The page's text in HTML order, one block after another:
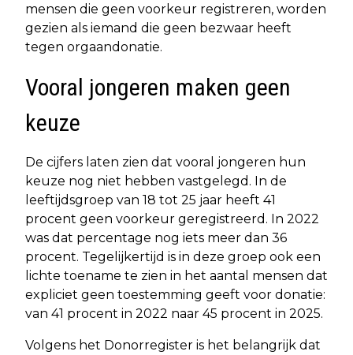
mensen die geen voorkeur registreren, worden
gezien als iemand die geen bezwaar heeft
tegen orgaandonatie.
Vooral jongeren maken geen
keuze
De cijfers laten zien dat vooral jongeren hun
keuze nog niet hebben vastgelegd. In de
leeftijdsgroep van 18 tot 25 jaar heeft 41
procent geen voorkeur geregistreerd. In 2022
was dat percentage nog iets meer dan 36
procent. Tegelijkertijd is in deze groep ook een
lichte toename te zien in het aantal mensen dat
expliciet geen toestemming geeft voor donatie:
van 41 procent in 2022 naar 45 procent in 2025.
Volgens het Donorregister is het belangrijk dat